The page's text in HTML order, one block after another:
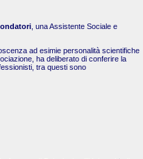
, una Assistente Sociale e
ad esimie personalità scientifiche
ha deliberato di conferire la
tra questi sono